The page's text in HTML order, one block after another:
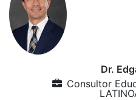
Dr.
Consultor